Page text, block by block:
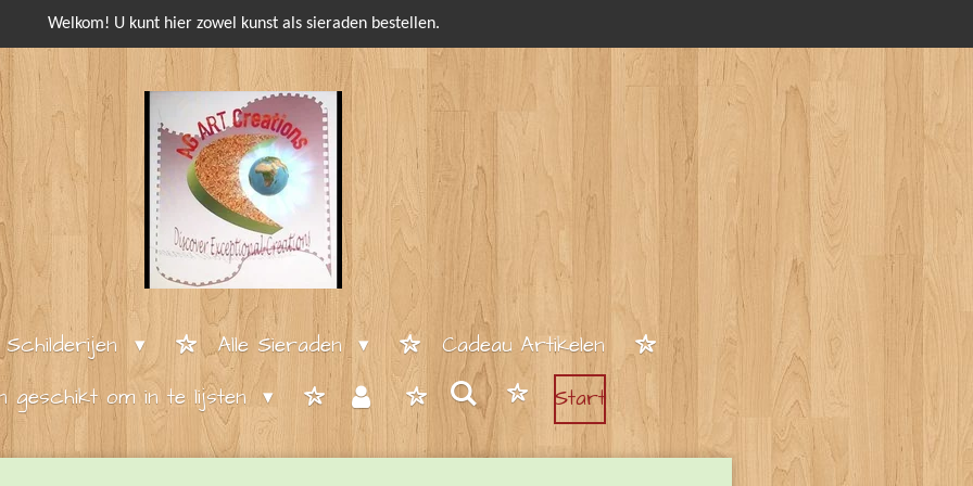
Welkom! U kunt hier zowel kunst als sieraden bestellen.
Schilderijen Alle Sieraden
Cadeau Artikelen
geschikt om in te lijsten
Start